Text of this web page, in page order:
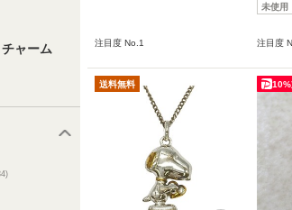
ャーム
注目度 No.1
未使用
注目度
送料無料 10%